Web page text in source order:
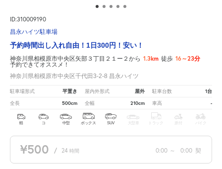
ID:310009190
昌永ハイツ駐車場
予約時間出し入れ自由！1日300円！安い！
神奈川県相模原市中央区矢部３丁目２１ー２から 1.3km 徒歩 16～23分
予約できてオススメ！
神奈川県相模原市中央区千代田3-2-8 昌永ハイツ
駐車場形式 平置き 屋内外形式 屋外 駐車台数 1台
全長 500cm 全幅 210cm 車高 -
軽 コ 中型 ボックス SUV 大型車 トラック 原付 バイク
¥500 / 24 時間 0:00 ～ 0:00 契